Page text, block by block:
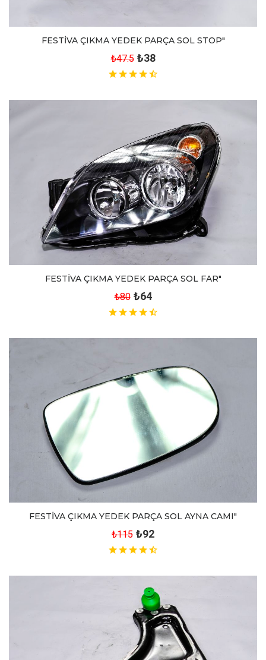
FESTİVA ÇIKMA YEDEK PARÇA SOL STOP"
₺47.5 ₺38
FESTİVA ÇIKMA YEDEK PARÇA SOL FAR"
₺80 ₺64
FESTİVA ÇIKMA YEDEK PARÇA SOL AYNA CAMI"
₺115 ₺92